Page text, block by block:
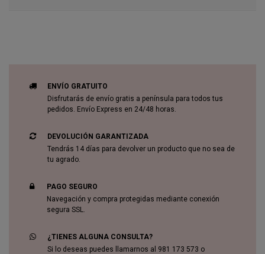
ENVÍO GRATUITO
Disfrutarás de envío gratis a península para todos tus
pedidos. Envío Express en 24/48 horas.
DEVOLUCIÓN GARANTIZADA
Tendrás 14 días para devolver un producto que no sea de
tu agrado.
PAGO SEGURO
Navegación y compra protegidas mediante conexión
segura SSL.
¿TIENES ALGUNA CONSULTA?
Si lo deseas puedes llamarnos al 981 173 573 o